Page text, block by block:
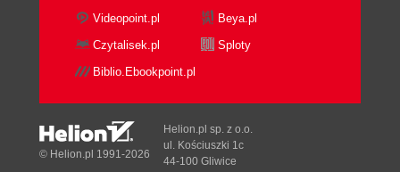
Videopoint.pl
Beya.pl
Czytalisek.pl
Sploty
Biblio.Ebookpoint.pl
© Helion.pl 1991-2026
Helion.pl sp. z o.o.
ul. Kościuszki 1c
44-100 Gliwice